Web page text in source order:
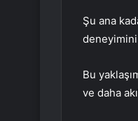
Şu ana
Bu
ve daha